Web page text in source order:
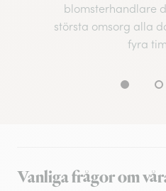
blomsterhandlare
största omsorg alla
fyra
Vanliga frågor om